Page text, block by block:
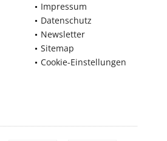
Impressum
Datenschutz
Newsletter
Sitemap
Cookie-Einstellungen